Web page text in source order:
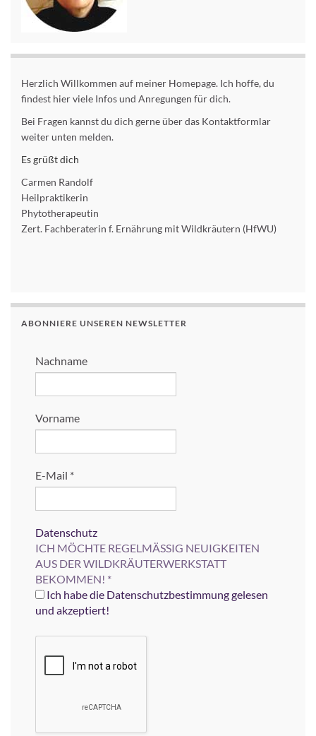
Herzlich Willkommen auf meiner Homepage. Ich hoffe, du
findest hier viele Infos und Anregungen für dich.
Bei Fragen kannst du dich gerne über das Kontaktformlar
weiter unten melden.
Es grüßt dich
Carmen Randolf
Heilpraktikerin
Phytotherapeutin
Zert. Fachberaterin f. Ernährung mit Wildkräutern (HfWU)
ABONNIERE UNSEREN NEWSLETTER
Nachname
Vorname
E-Mail *
Datenschutz
ICH MÖCHTE REGELMÄSSIG NEUIGKEITEN
AUS DER WILDKRÄUTERWERKSTATT
BEKOMMEN! *
Ich habe die Datenschutzbestimmung gelesen
und akzeptiert!